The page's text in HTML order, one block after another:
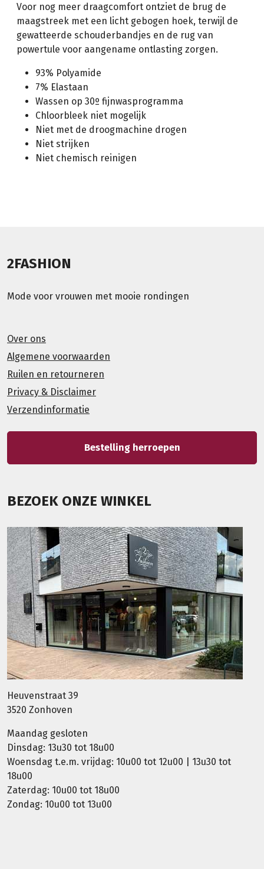
Voor nog meer draagcomfort ontziet de brug de
maagstreek met een licht gebogen hoek, terwijl de
gewatteerde schouderbandjes en de rug van
powertule voor aangename ontlasting zorgen.
93% Polyamide
7% Elastaan
Wassen op 30º fijnwasprogramma
Chloorbleek niet mogelijk
Niet met de droogmachine drogen
Niet strijken
Niet chemisch reinigen
2FASHION
Mode voor vrouwen met mooie rondingen
Over ons
Algemene voorwaarden
Ruilen en retourneren
Privacy & Disclaimer
Verzendinformatie
Bestelling herroepen
BEZOEK ONZE WINKEL
Heuvenstraat 39
3520 Zonhoven
Maandag gesloten
Dinsdag: 13u30 tot 18u00
Woensdag t.e.m. vrijdag: 10u00 tot 12u00 | 13u30 tot
18u00
Zaterdag: 10u00 tot 18u00
Zondag: 10u00 tot 13u00